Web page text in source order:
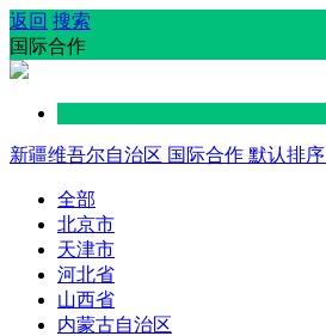
返回 搜索
国际合作
新疆维吾尔自治区 国际合作 默认排序
全部
北京市
天津市
河北省
山西省
内蒙古自治区